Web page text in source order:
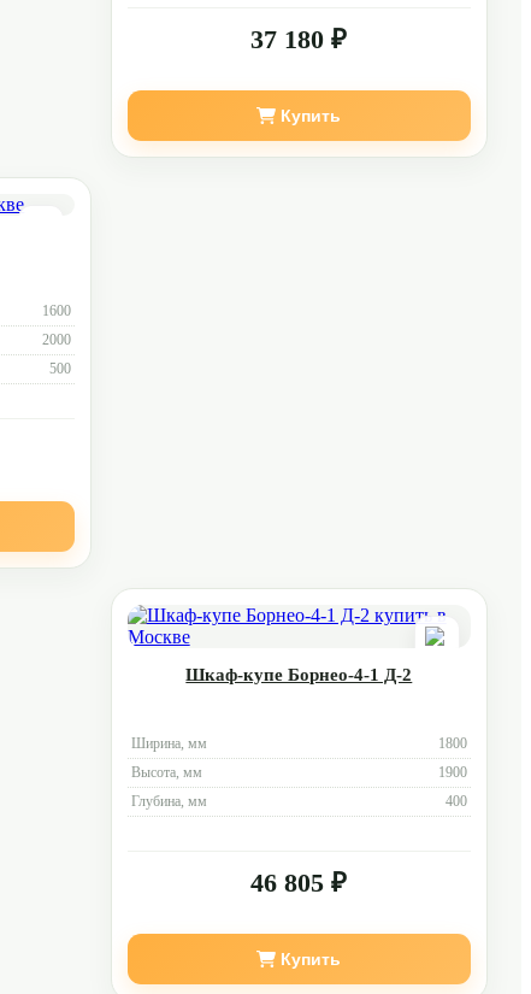
37 180 ₽
Купить
1600
2000
500
Шкаф-купе Борнео-4-1 Д-2
Ширина, мм
1800
Высота, мм
1900
Глубина, мм
400
46 805 ₽
Купить